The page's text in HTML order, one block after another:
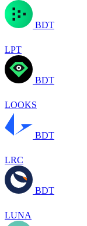
BDT
LPT
BDT
LOOKS
BDT
LRC
BDT
LUNA